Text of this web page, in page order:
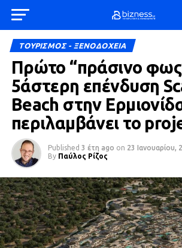
ΤΟΥΡΙΣΜΟΣ - ΞΕΝΟΔΟΧΕΙΑ
Πρώτο “πράσινο
5άστερη επένδυση
Beach στην
περιλαμβάνει το
Published 3 έτη ago on 23 Ιανουαρίου,
By Παύλος Ρίζος